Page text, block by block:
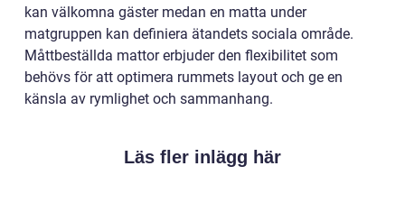
kan välkomna gäster medan en matta under
matgruppen kan definiera ätandets sociala område.
Måttbeställda mattor erbjuder den flexibilitet som
behövs för att optimera rummets layout och ge en
känsla av rymlighet och sammanhang.
Läs fler inlägg här